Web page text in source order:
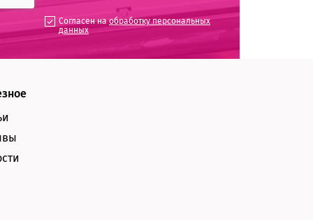
Согласен наобработку персональных
данных